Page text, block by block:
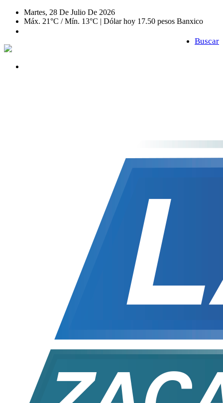
Martes, 28 De Julio De 2026
Máx. 21°C / Mín. 13°C | Dólar hoy 17.50 pesos Banxico
Buscar